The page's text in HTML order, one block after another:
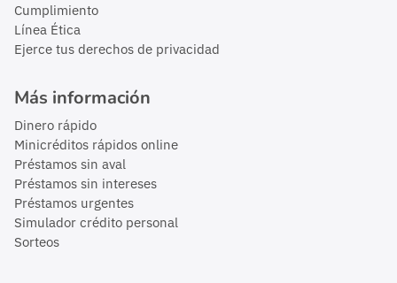
Cumplimiento
Línea Ética
Ejerce tus derechos de privacidad
Más información
Dinero rápido
Minicréditos rápidos online
Préstamos sin aval
Préstamos sin intereses
Préstamos urgentes
Simulador crédito personal
Sorteos